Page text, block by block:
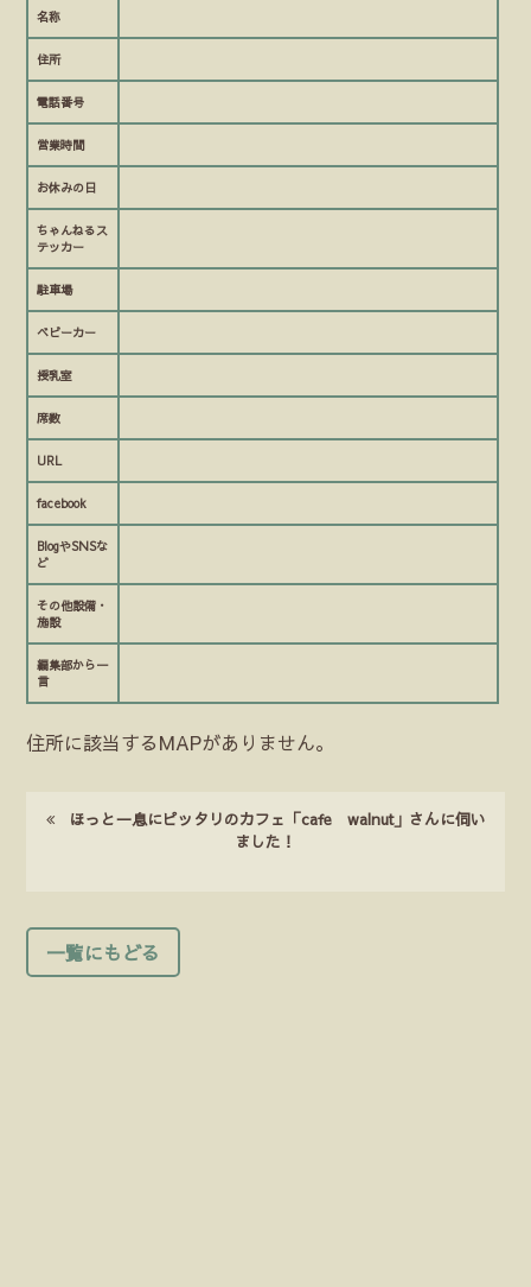
名称
住所
電話番号
営業時間
お休みの日
ちゃんねるス
テッカー
駐車場
ベビーカー
授乳室
席数
URL
facebook
BlogやSNSな
ど
その他設備・
施設
編集部から一
言
住所に該当するMAPがありません。
ほっと一息にピッタリのカフェ「cafe walnut」さんに伺い
ました！
一覧にもどる